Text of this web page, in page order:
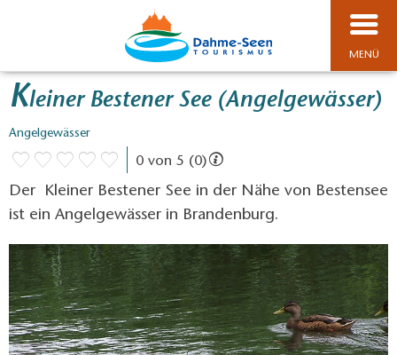
MENÜ
Kleiner Bestener See (Angelgewässer)
Angelgewässer
0 von 5 (0)
Der Kleiner Bestener See in der Nähe von Bestensee
ist ein Angelgewässer in Brandenburg.